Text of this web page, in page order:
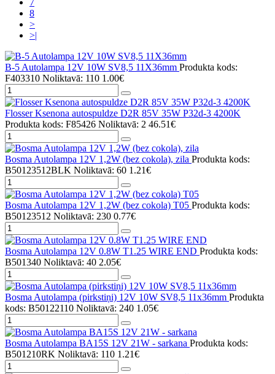
8
>
>|
B-5 Autolampa 12V 10W SV8,5 11X36mm Produkta kods:
F403310 Noliktavā: 110 1.00€
Flosser Ksenona autospuldze D2R 85V 35W P32d-3 4200K
Produkta kods: F85426 Noliktavā: 2 46.51€
Bosma Autolampa 12V 1,2W (bez cokola), zila Produkta kods:
B50123512BLK Noliktavā: 60 1.21€
Bosma Autolampa 12V 1,2W (bez cokola) T05 Produkta kods:
B50123512 Noliktavā: 230 0.77€
Bosma Autolampa 12V 0.8W T1.25 WIRE END Produkta kods:
B501340 Noliktavā: 40 2.05€
Bosma Autolampa (pirkstiņi) 12V 10W SV8,5 11x36mm Produkta
kods: B50122110 Noliktavā: 240 1.05€
Bosma Autolampa BA15S 12V 21W - sarkana Produkta kods:
B501210RK Noliktavā: 110 1.21€